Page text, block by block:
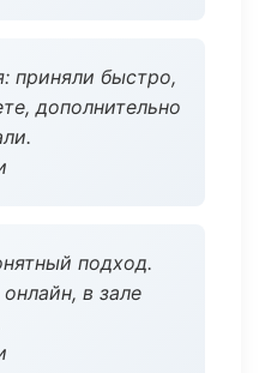
приняли быстро,
дополнительно
подход.
в зале